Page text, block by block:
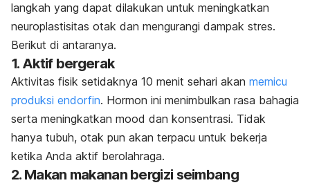
langkah yang dapat dilakukan untuk meningkatkan
neuroplastisitas otak dan mengurangi dampak stres.
Berikut di antaranya.
1. Aktif bergerak
Aktivitas fisik setidaknya 10 menit sehari akan memicu
produksi endorfin. Hormon ini menimbulkan rasa bahagia
serta meningkatkan mood dan konsentrasi. Tidak
hanya tubuh, otak pun akan terpacu untuk bekerja
ketika Anda aktif berolahraga.
2. Makan makanan bergizi seimbang